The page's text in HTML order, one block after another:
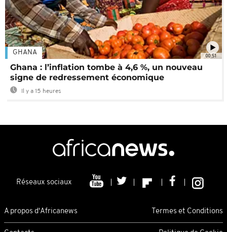
00:51
GHANA
Ghana : l’inflation tombe à 4,6 %, un nouveau
signe de redressement économique
Il y a 15 heures
Réseaux sociaux
A propos d'Africanews Termes et Conditions